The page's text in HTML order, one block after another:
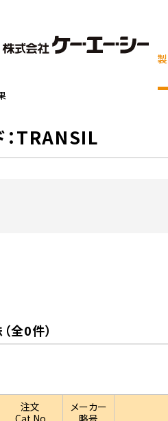
：TRANSIL
全0件）
注文
メーカー